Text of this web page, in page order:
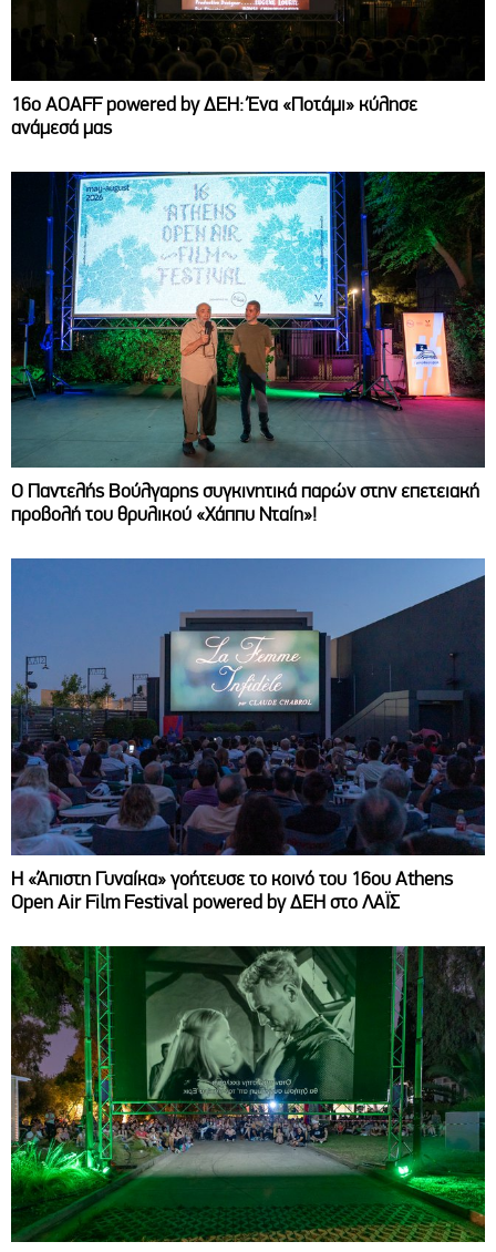
16ο AOAFF powered by ΔΕΗ: Ένα «Ποτάμι» κύλησε
ανάμεσά μας
Ο Παντελής Βούλγαρης συγκινητικά παρών στην επετειακή
προβολή του θρυλικού «Χάππυ Νταίη»!
Η «Άπιστη Γυναίκα» γοήτευσε το κοινό του 16ου Athens
Open Air Film Festival powered by ΔΕΗ στο ΛΑΪΣ